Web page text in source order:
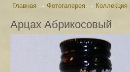
Главная → Фотогалерея → Коллекция
Арцах Абрикосовый